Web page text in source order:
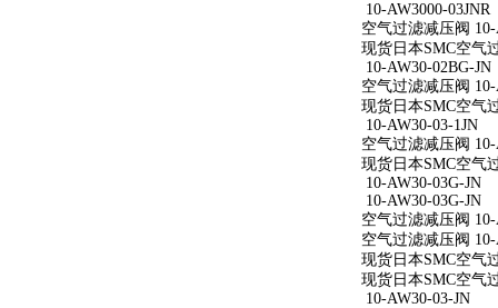
10-AW3000-03JNR
空气过滤减压阀 10-
现货日本SMC空气
10-AW30-02BG-JN
空气过滤减压阀 10-
现货日本SMC空气
10-AW30-03-1JN
空气过滤减压阀 10-
现货日本SMC空气
10-AW30-03G-JN
10-AW30-03G-JN
空气过滤减压阀 10-
空气过滤减压阀 10-
现货日本SMC空气
现货日本SMC空气
10-AW30-03-JN